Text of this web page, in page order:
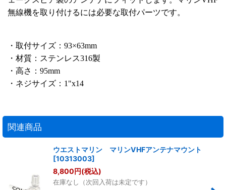
無線機を取り付けるには必要な取付パーツです。
・取付サイズ：93×63mm
・材質：ステンレス316製
・高さ：95mm
・ネジサイズ：1"x14
関連商品
ウエストマリン マリンVHFアンテナマウント
[10313003]
8,800円(税込)
在庫なし（次回入荷は未定です）